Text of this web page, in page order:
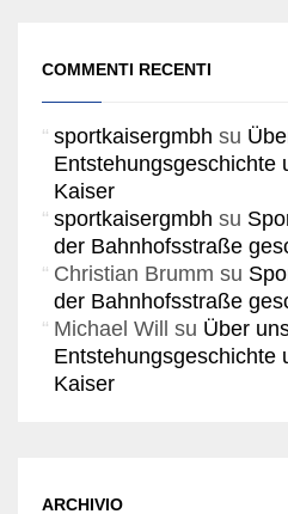
COMMENTI RECENTI
sportkaisergmbh su
Entstehungsgeschichte
Kaiser
sportkaisergmbh su
der Bahnhofsstraße
Christian Brumm su
der Bahnhofsstraße
Michael Will su Über
Entstehungsgeschichte
Kaiser
ARCHIVIO